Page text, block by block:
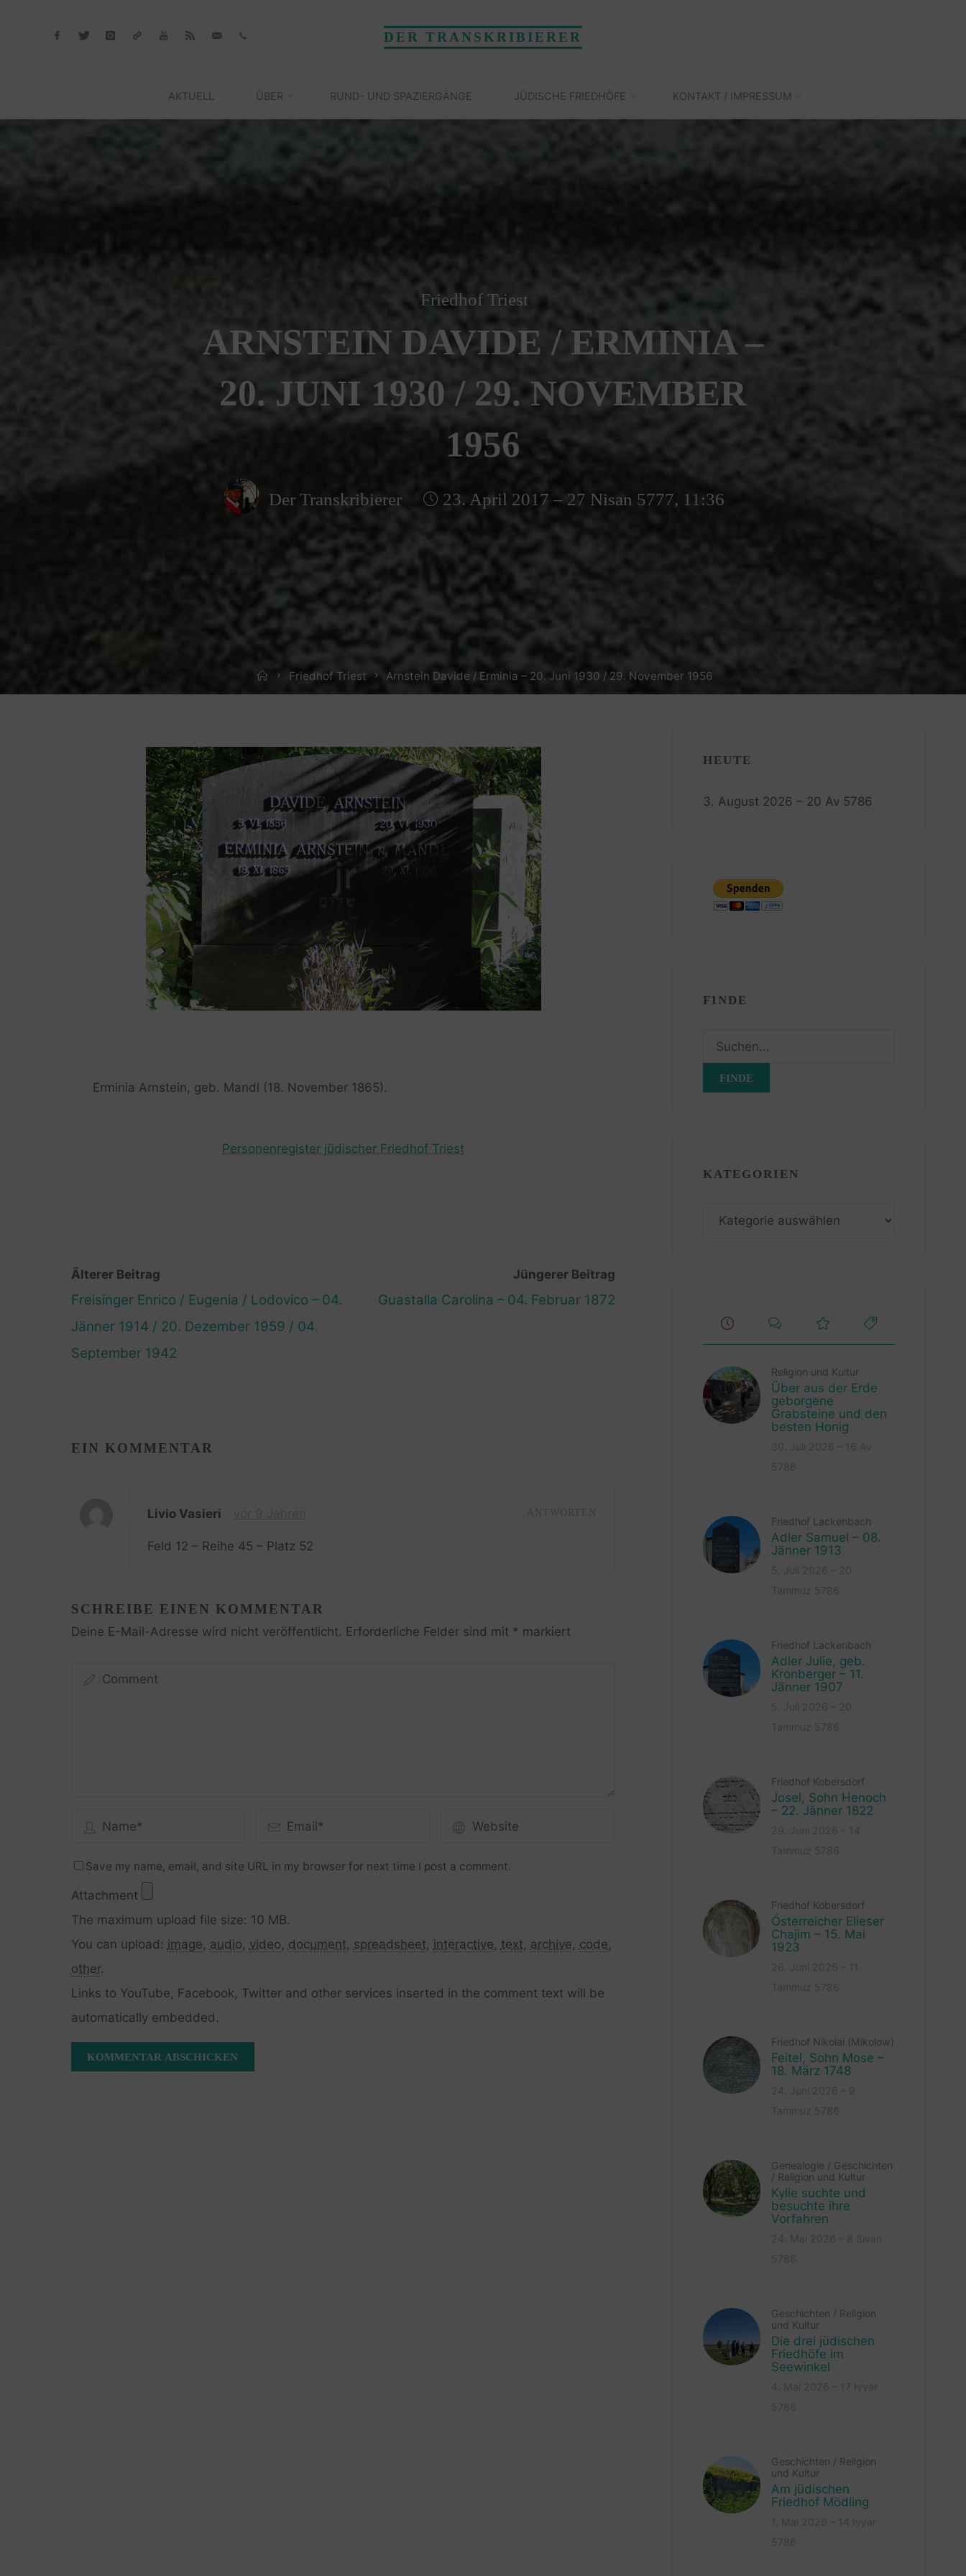
DER TRANSKRIBIERER
AKTUELL ÜBER RUND- UND SPAZIERGÄNGE JÜDISCHE FRIEDHÖFE KONTAKT / IMPRESSUM
Friedhof Triest
ARNSTEIN DAVIDE / ERMINIA –
20. JUNI 1930 / 29. NOVEMBER
1956
Der Transkribierer 23. April 2017 – 27 Nisan 5777, 11:36
HomeFriedhof Triest Arnstein Davide / Erminia – 20. Juni 1930 / 29. November 1956
Erminia Arnstein, geb. Mandl (18. November 1865).
Personenregister jüdischer Friedhof Triest
Älterer Beitrag
Freisinger Enrico / Eugenia / Lodovico – 04.
Jänner 1914 / 20. Dezember 1959 / 04.
September 1942
Jüngerer Beitrag
Guastalla Carolina – 04. Februar 1872
EIN KOMMENTAR
Livio Vasieri
Feld 12 – Reihe 45 – Platz 52
SCHREIBE EINEN KOMMENTAR
Deine E-Mail-Adresse wird nicht veröffentlicht. Erforderliche Felder sind mit * markiert
Save my name, email, and site URL in my browser for next time I post a comment.
Attachment
The maximum upload file size: 10 MB.
You can upload: image, audio, video, document, spreadsheet, interactive, text, archive, code,
other.
Links to YouTube, Facebook, Twitter and other services inserted in the comment text will be
automatically embedded.
HEUTE
3. August 2026 – 20 Av 5786
FINDE
Suchen
nach:
KATEGORIEN
Kategorien
Religion und Kultur
Über aus der Erde
geborgene
Grabsteine und den
besten Honig
Friedhof Lackenbach
Adler Samuel – 08.
Jänner 1913
Friedhof Lackenbach
Adler Julie, geb.
Kronberger – 11.
Jänner 1907
Friedhof Kobersdorf
Josel, Sohn Henoch
– 22. Jänner 1822
Friedhof Kobersdorf
Österreicher Elieser
Chajim – 15. Mai
1923
Friedhof Nikolai (Mikolow)
Feitel, Sohn Mose –
18. März 1748
Genealogie / Geschichten
/ Religion und Kultur
Kylie suchte und
besuchte ihre
Vorfahren
Geschichten / Religion
und Kultur
Die drei jüdischen
Friedhöfe im
Seewinkel
Geschichten / Religion
und Kultur
Am jüdischen
Friedhof Mödling